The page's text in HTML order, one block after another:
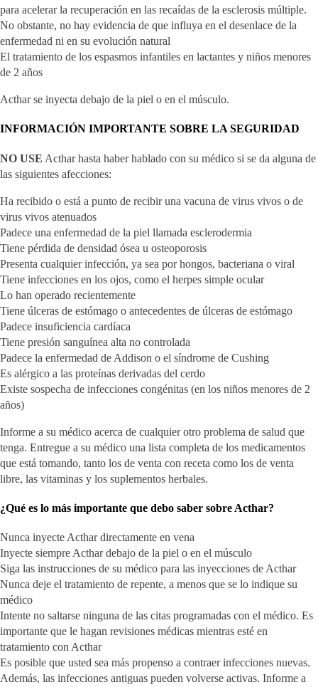
para acelerar la recuperación en las recaídas de la esclerosis múltiple.
No obstante, no hay evidencia de que influya en el desenlace de la
enfermedad ni en su evolución natural
El tratamiento de los espasmos infantiles en lactantes y niños menores
de 2 años
Acthar se inyecta debajo de la piel o en el músculo.
INFORMACIÓN IMPORTANTE SOBRE LA SEGURIDAD
NO USE Acthar hasta haber hablado con su médico si se da alguna de
las siguientes afecciones:
Ha recibido o está a punto de recibir una vacuna de virus vivos o de
virus vivos atenuados
Padece una enfermedad de la piel llamada esclerodermia
Tiene pérdida de densidad ósea u osteoporosis
Presenta cualquier infección, ya sea por hongos, bacteriana o viral
Tiene infecciones en los ojos, como el herpes simple ocular
Lo han operado recientemente
Tiene úlceras de estómago o antecedentes de úlceras de estómago
Padece insuficiencia cardíaca
Tiene presión sanguínea alta no controlada
Padece la enfermedad de Addison o el síndrome de Cushing
Es alérgico a las proteínas derivadas del cerdo
Existe sospecha de infecciones congénitas (en los niños menores de 2
años)
Informe a su médico acerca de cualquier otro problema de salud que
tenga. Entregue a su médico una lista completa de los medicamentos
que está tomando, tanto los de venta con receta como los de venta
libre, las vitaminas y los suplementos herbales.
¿Qué es lo más importante que debo saber sobre Acthar?
Nunca inyecte Acthar directamente en vena
Inyecte siempre Acthar debajo de la piel o en el músculo
Siga las instrucciones de su médico para las inyecciones de Acthar
Nunca deje el tratamiento de repente, a menos que se lo indique su
médico
Intente no saltarse ninguna de las citas programadas con el médico. Es
importante que le hagan revisiones médicas mientras esté en
tratamiento con Acthar
Es posible que usted sea más propenso a contraer infecciones nuevas.
Además, las infecciones antiguas pueden volverse activas. Informe a